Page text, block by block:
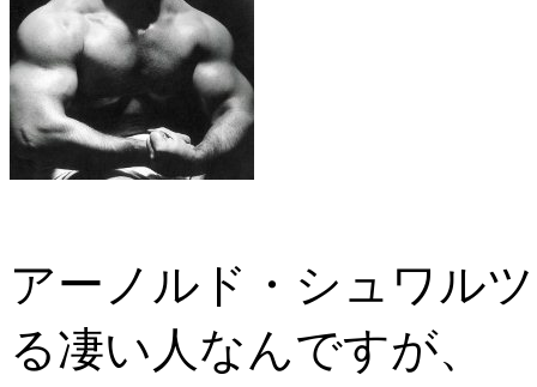
アーノルド・シュワル
る凄い人なんですが、